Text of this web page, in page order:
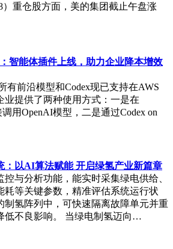
）重仓股方面，美的集团截止午盘涨
智能体插件上线，助力企业降本增效
有前沿模型和Codex现已支持在AWS
业提供了两种使用方式：一是在
调用OpenAI模型，二是通过Codex on
：以AI算法赋能 开启绿氢产业新篇章
与分析功能，能实时采集绿电供给、
耗等关键参数，精准评估系统运行状
制氢阵列中，可快速隔离故障单元并重
低不良影响。 当绿电制氢迈向…